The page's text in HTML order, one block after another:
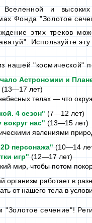
Вселенной и
Фонда "Золотое
этих треков
Используйте
нашей "космической"
Астрономии и
(13—17 лет)
телах — что
4 сезон" (7—12 лет)
нас" (13—15 лет)
явлениями
персонажа" (10—14
игр" (12—17 лет)
мир, чтобы потом
организм работает в
от нашего тела в
"Золотое сечение"!